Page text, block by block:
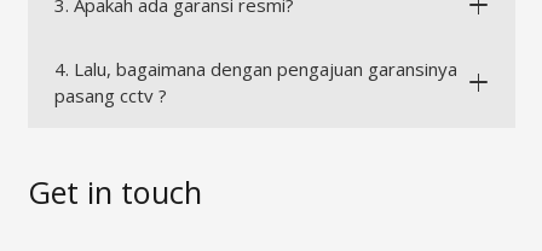
3. Apakah ada garansi resmi?
4. Lalu, bagaimana dengan pengajuan garansinya
pasang cctv ?
Get in touch